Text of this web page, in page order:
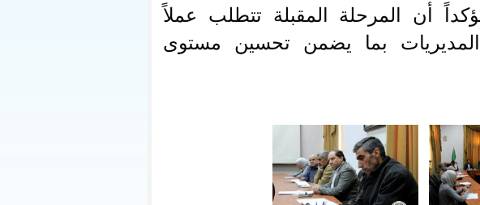
أن المرحلة المقبلة تتطلب عملاً
المديريات بما يضمن تحسين مستوى